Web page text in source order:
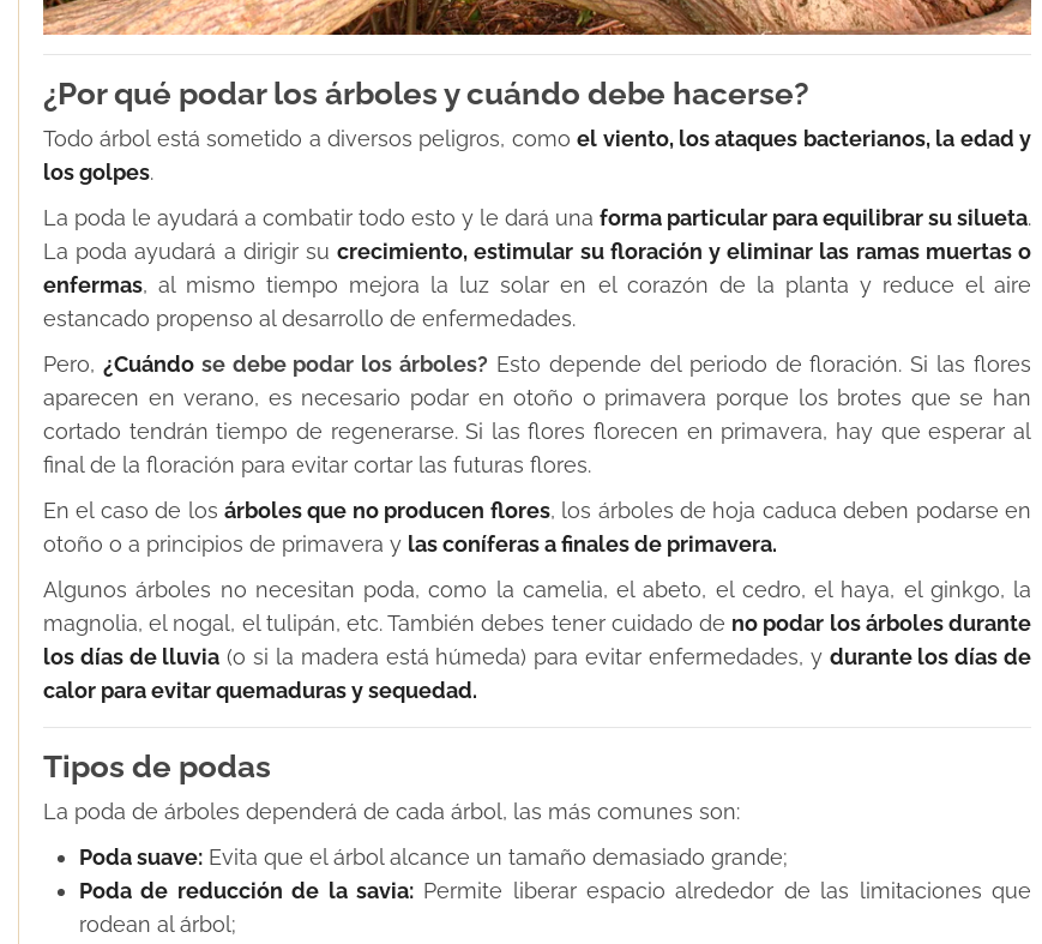
¿Por qué podar los árboles y cuándo debe hacerse?
Todo árbol está sometido a diversos peligros, comoel viento, los ataques bacterianos, la edad y
los golpes.
La poda le ayudará a combatir todo esto y le dará una forma particular para equilibrar su silueta.
La poda ayudará a dirigir sucrecimiento, estimular su floración y eliminar las ramas muertas o
enfermas, al mismo tiempo mejora la luz solar en el corazón de la planta y reduce el aire
estancado propenso al desarrollo de enfermedades.
Pero, ¿Cuándose debe podar los árboles? Esto depende del periodo de floración. Si las flores
aparecen en verano, es necesario podar en otoño o primavera porque los brotes que se han
cortado tendrán tiempo de regenerarse. Si las flores florecen en primavera, hay que esperar al
final de la floración para evitar cortar las futuras flores.
En el caso de losárboles que no producen flores, los árboles de hoja caduca deben podarse en
otoño o a principios de primavera y las coníferas a finales de primavera.
Algunos árboles no necesitan poda, como la camelia, el abeto, el cedro, el haya, el ginkgo, la
magnolia, el nogal, el tulipán, etc. También debes tener cuidado de no podar los árboles durante
los días de lluvia (o si la madera está húmeda) para evitar enfermedades, y durante los días de
calor para evitar quemaduras y sequedad.
Tipos de podas
La poda de árboles dependerá de cada árbol, las más comunes son:
Poda suave: Evita que el árbol alcance un tamaño demasiado grande;
Poda de reducción de la savia:Permite liberar espacio alrededor de las limitaciones que
rodean al árbol;